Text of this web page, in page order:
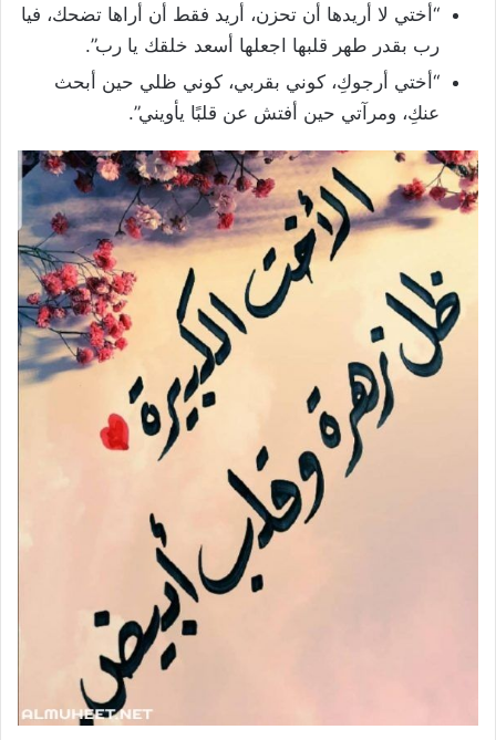
“أختي لا أريدھا أن تحزن، أريد فقط أن أراھا تضحك، فيا
رب بقدر طھر قلبھا اجعلھا أسعد خلقك يا رب”.
“أختي أرجوكِ، كوني بقربي، كوني ظلي حين أبحث
عنكِ، ومرآتي حين أفتش عن قلبًا يأويني”.